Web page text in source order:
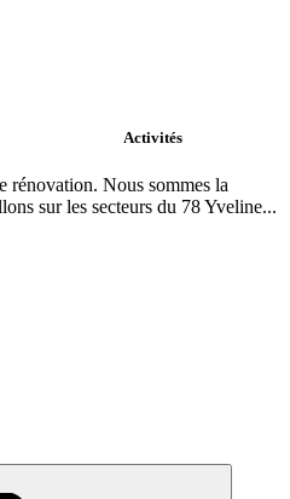
Activités
rénovation. Nous sommes la
sur les secteurs du 78 Yveline...